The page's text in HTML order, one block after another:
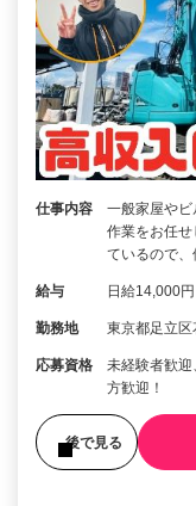
仕事内容
一般家屋や
作業をお任
ているので
給与 日給14,000
勤務地 東京都足立
応募資格
未経験者歓
方歓迎！
後で見る